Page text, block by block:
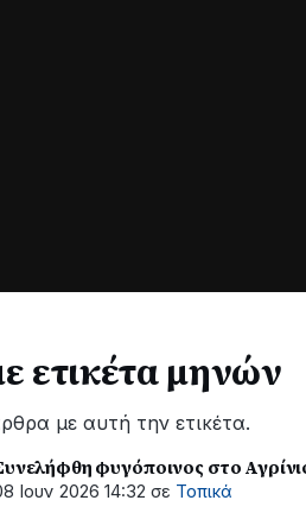
ετικέτα μηνών
με αυτή την ετικέτα.
φυγόποινος στο
Ιουν 2026 14:32 σε Τοπικά